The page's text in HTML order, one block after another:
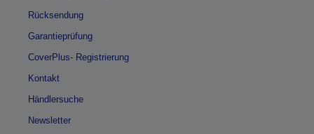
Rücksendung
Garantieprüfung
CoverPlus- Registrierung
Kontakt
Händlersuche
Newsletter